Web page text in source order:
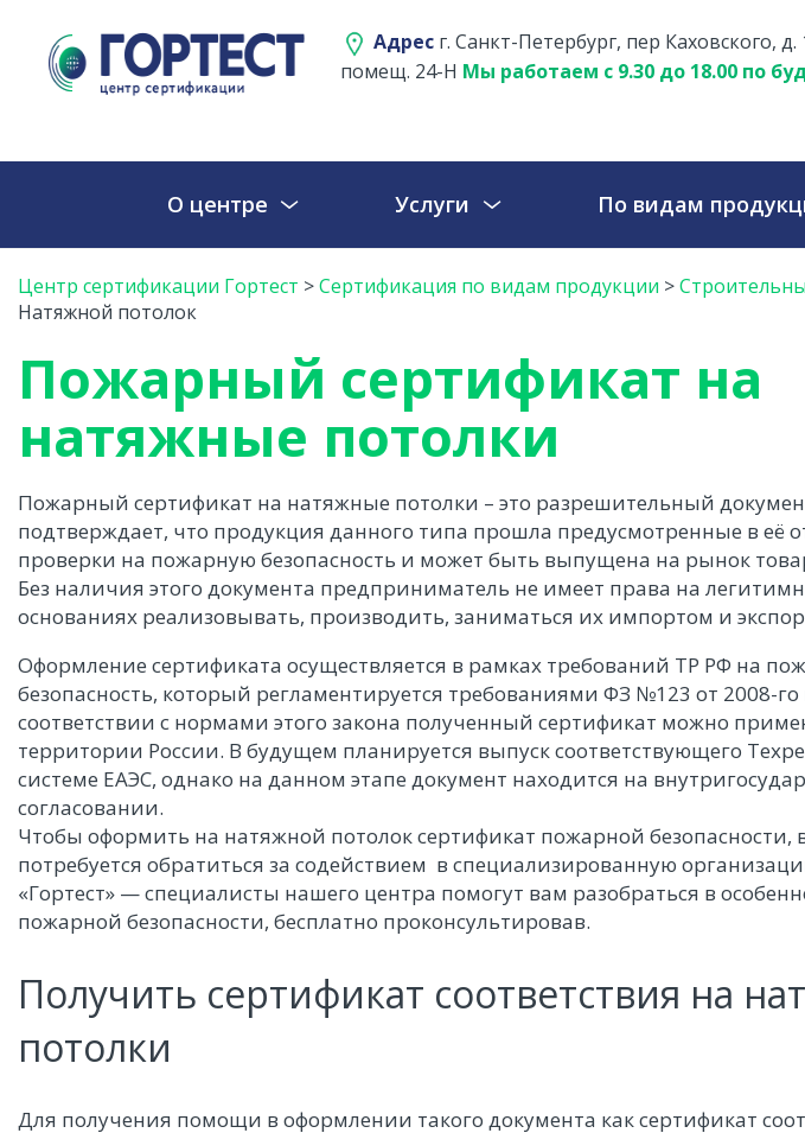
Адрес г. Санкт-Петербург, пер Каховского, д.
помещ. 24-Н Мы работаем с 9.30 до 18.00 по
О центре Услуги По видам
Центр сертификации Гортест >Сертификация по видам продукции >
Натяжной потолок
Пожарный сертификат на
натяжные потолки
Пожарный сертификат на натяжные потолки – это разрешительный
подтверждает, что продукция данного типа прошла предусмотренные в её
проверки на пожарную безопасность и может быть выпущена на рынок
Без наличия этого документа предприниматель не имеет права на
основаниях реализовывать, производить, заниматься их импортом и
Оформление сертификата осуществляется в рамках требований ТР РФ на
безопасность, который регламентируется требованиями ФЗ №123 от 2008-го
соответствии с нормами этого закона полученный сертификат можно
территории России. В будущем планируется выпуск соответствующего
системе ЕАЭС, однако на данном этапе документ находится на
согласовании.
Чтобы оформить на натяжной потолок сертификат пожарной безопасности,
потребуется обратиться за содействием в специализированную
«Гортест» — специалисты нашего центра помогут вам разобраться в
пожарной безопасности, бесплатно проконсультировав.
Получить сертификат соответствия на
потолки
Для получения помощи в оформлении такого документа как сертификат